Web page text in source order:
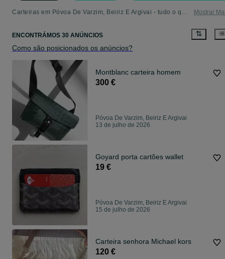
Carteiras em Póvoa De Varzim, Beiriz E Argivai - tudo o que precisa Mostrar
ENCONTRÁMOS 30 ANÚNCIOS
Como são posicionados os anúncios?
Montblanc carteira homem
300 €
Póvoa De Varzim, Beiriz E Argivai
13 de julho de 2026
Goyard porta cartões wallet
19 €
Póvoa De Varzim, Beiriz E Argivai
15 de julho de 2026
Carteira senhora Michael kors
120 €